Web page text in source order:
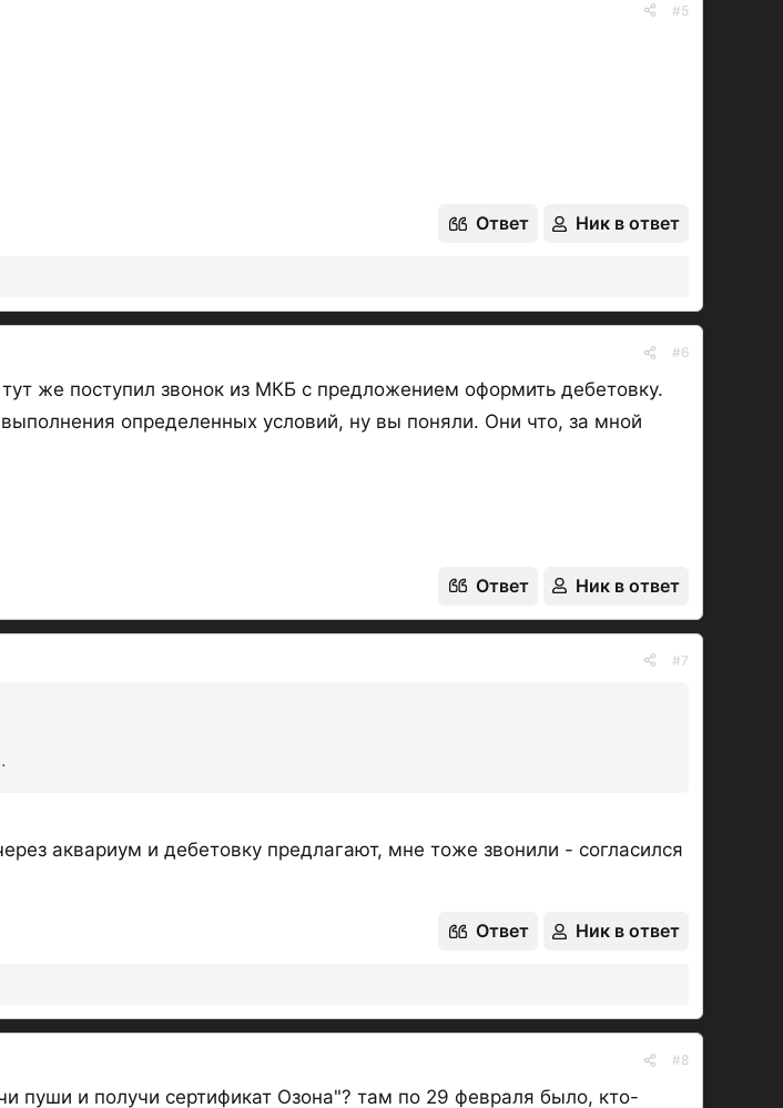
#5
Ответ Ник в ответ
#6
же поступил звонок из МКБ с предложением оформить дебетовку.
определенных условий, ну вы поняли. Они что, за мной
Ответ Ник в ответ
#7
аквариум и дебетовку предлагают, мне тоже звонили - согласился
Ответ Ник в ответ
#8
пуши и получи сертификат Озона"? там по 29 февраля было, кто-